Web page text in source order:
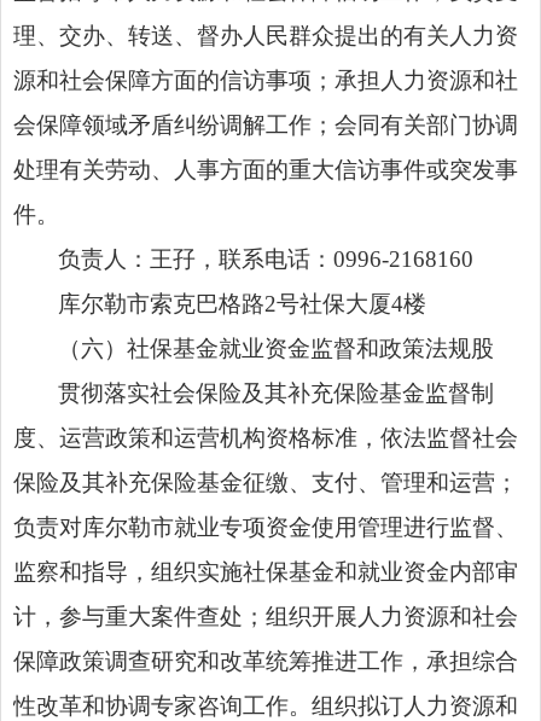
理、交办、转送、督办人民群众提出的有关人力资
源和社会保障方面的信访事项；承担人力资源和社
会保障领域矛盾纠纷调解工作；会同有关部门协调
处理有关劳动、人事方面的重大信访事件或突发事
件。
负责人： 王孖，联系电话：0996-2168160
库尔勒市索克巴格路2号社保大厦4楼
（六）社保基金就业资金监督和政策法规股
贯彻落实社会保险及其补充保险基金监督制
度、运营政策和运营机构资格标准，依法监督社会
保险及其补充保险基金征缴、支付、管理和运营；
负责对库尔勒市就业专项资金使用管理进行监督、
监察和指导，组织实施社保基金和就业资金内部审
计，参与重大案件查处；组织开展人力资源和社会
保障政策调查研究和改革统筹推进工作，承担综合
性改革和协调专家咨询工作。组织拟订人力资源和